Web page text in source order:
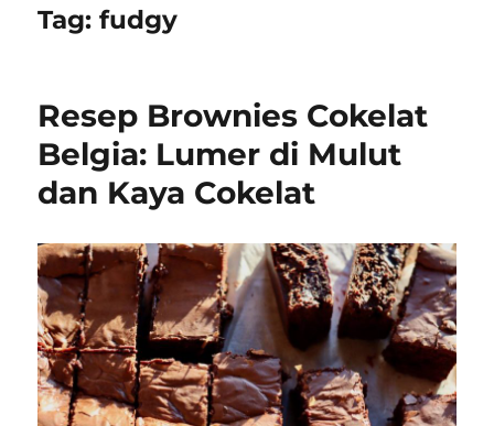
Tag:fudgy
Resep Brownies Cokelat
Belgia: Lumer di Mulut
dan Kaya Cokelat